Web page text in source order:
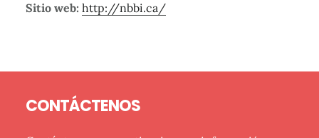
Sitio web: http://nbbi.ca/
Barra
lateral
CONTÁCTENOS